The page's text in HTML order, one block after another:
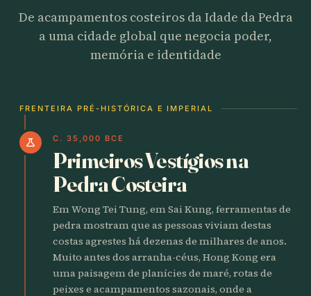
De acampamentos costeiros da Idade da Pedra
a uma cidade global que negocia poder,
memória e identidade
FRENTEIRA PRÉ-HISTÓRICA E IMPERIAL
science C. 35,000 BCE
Primeiros Vestígios na
Pedra Costeira
Em Wong Tei Tung, em Sai Kung, ferramentas de
pedra mostram que as pessoas viviam destas
costas agrestes há dezenas de milhares de anos.
Muito antes dos arranha-céus, Hong Kong era
uma paisagem de planícies de maré, rotas de
peixes e acampamentos sazonais, onde a